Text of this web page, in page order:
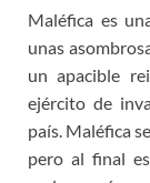
Maléfica es
unas
un apacible
ejército de
país. Maléfica
pero al final